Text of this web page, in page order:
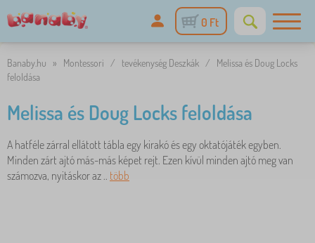
0 Ft
Banaby.hu » Montessori / tevékenység Deszkák /
Melissa és Doug Locks
feloldása
Melissa és Doug Locks feloldása
A hatféle zárral ellátott tábla egy kirakó és egy oktatójáték egyben.
Minden zárt ajtó más-más képet rejt. Ezen kívül minden ajtó meg van
számozva, nyitáskor az .. több